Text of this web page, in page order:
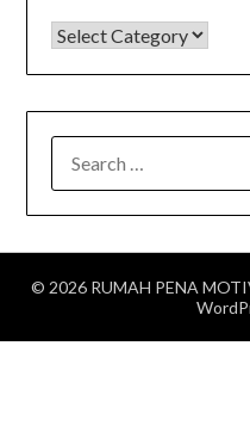
KATEGORI
FOR:
© 2026 RUMAH PENA